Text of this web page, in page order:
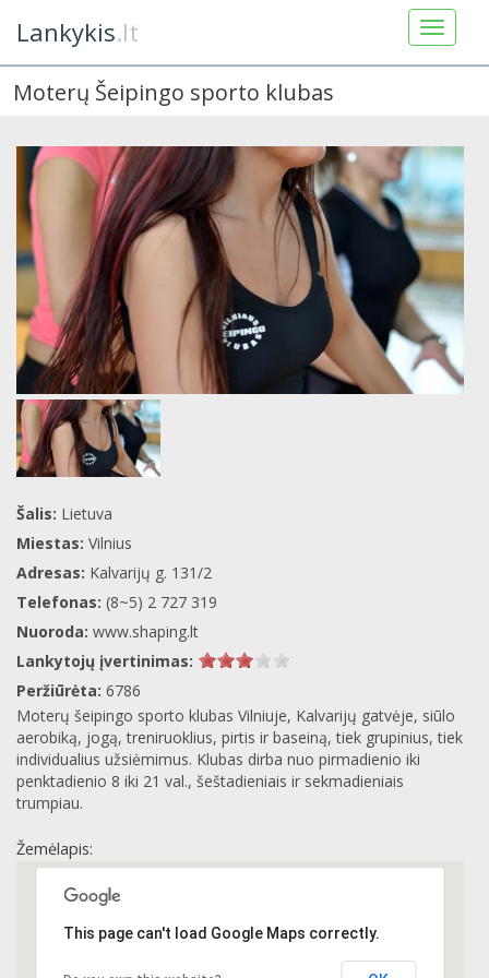
Lankykis.lt
Moterų Šeipingo sporto klubas
Šalis: Lietuva
Miestas: Vilnius
Adresas: Kalvarijų g. 131/2
Telefonas: (8~5) 2 727 319
Nuoroda: www.shaping.lt
Lankytojų įvertinimas:
Peržiūrėta: 6786
Moterų šeipingo sporto klubas Vilniuje, Kalvarijų gatvėje, siūlo
aerobiką, jogą, treniruoklius, pirtis ir baseiną, tiek grupinius, tiek
individualius užsiėmimus. Klubas dirba nuo pirmadienio iki
penktadienio 8 iki 21 val., šeštadieniais ir sekmadieniais
trumpiau.
Žemėlapis:
This page can't load Google Maps correctly.